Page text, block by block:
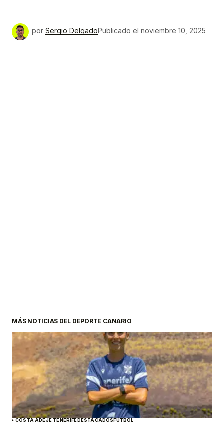
por Sergio DelgadoPublicado el noviembre 10, 2025
MÁS NOTICIAS DEL DEPORTE CANARIO
COSTA ADEJE TENERIFEDESTACADOSFÚTBOL